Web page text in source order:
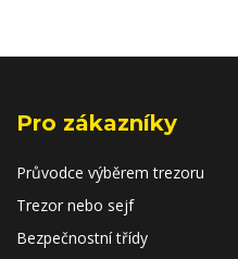
Pro zákazníky
Průvodce výběrem trezoru
Trezor nebo sejf
Bezpečnostní třídy